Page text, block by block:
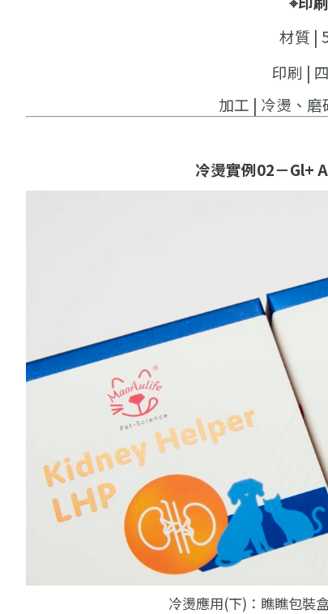
材質 |
印刷 |
加工 | 冷燙、
冷燙實例02－Gl+
冷燙應用(下)：瞧瞧包裝